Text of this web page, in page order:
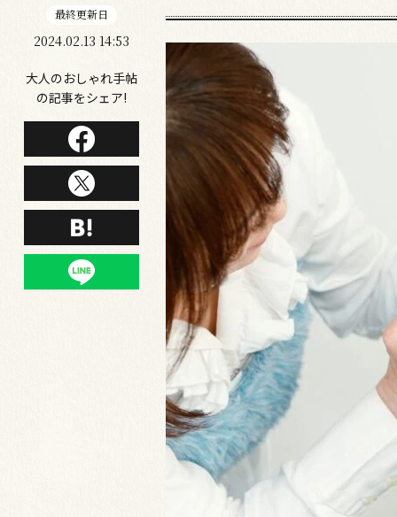
最終更新日
2024.02.13 14:53
大人のおしゃれ手帖
の記事をシェア!